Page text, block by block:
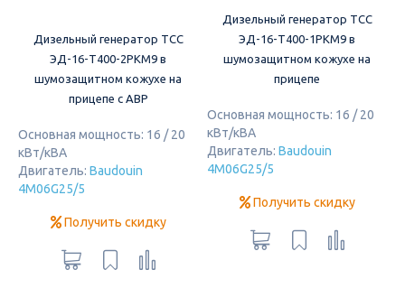
Дизельный генератор ТСС
ЭД-16-Т400-2РКМ9 в
шумозащитном кожухе на
прицепе с АВР
Основная мощность: 16 / 20
кВт/кВА
Двигатель: Baudouin
4M06G25/5
Получить скидку
Дизельный генератор ТСС
ЭД-16-Т400-1РКМ9 в
шумозащитном кожухе на
прицепе
Основная мощность: 16 / 20
кВт/кВА
Двигатель: Baudouin
4M06G25/5
Получить скидку